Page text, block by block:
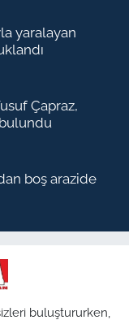
yaralayan
Çapraz,
boş arazide
buluştururken,